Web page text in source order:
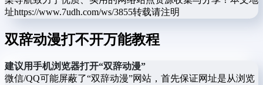
址https://www.7udh.com/ws/3855转载请注明
双辞动漫打不开万能教程
建议用手机浏览器打开“双辞动漫”
微信/QQ可能屏蔽了“双辞动漫”网站，首先保证网址是从浏览